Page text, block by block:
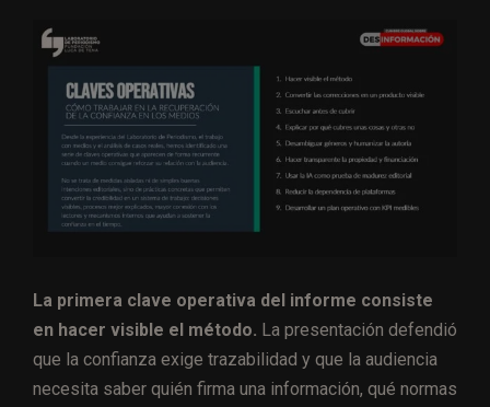
La primera clave operativa del informe consiste
en hacer visible el método. La presentación defendió
que la confianza exige trazabilidad y que la audiencia
necesita saber quién firma una información, qué normas